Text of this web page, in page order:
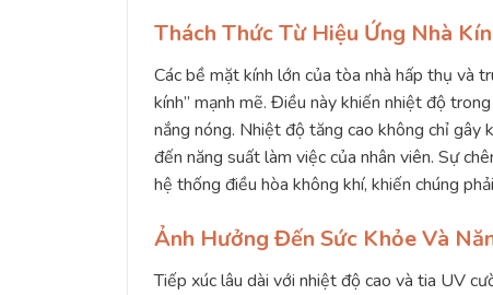
Thách Thức Từ Hiệu Ứng Nhà
Các bề mặt kính lớn của tòa nhà hấp thụ và
kính” mạnh mẽ. Điều này khiến nhiệt độ
nắng nóng. Nhiệt độ tăng cao không chỉ gây
đến năng suất làm việc của nhân viên. Sự
hệ thống điều hòa không khí, khiến chúng
Ảnh Hưởng Đến Sức Khỏe Và
Tiếp xúc lâu dài với nhiệt độ cao và tia UV